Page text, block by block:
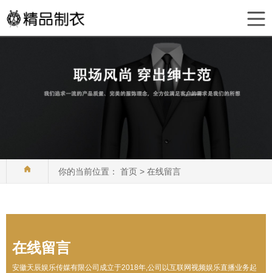
你的当前位置： 首页 > 在线留言
在线留言
安徽天辰娱乐传媒有限公司成立于2018年,公司以互联网视频娱乐直播业务起